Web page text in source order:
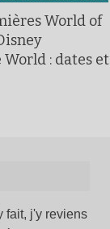
World of
: dates et
fait, j'y reviens